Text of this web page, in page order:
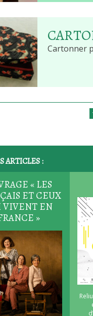
Cartonner
ARTICLES :
« LES
ET CEUX
VIVENT EN
»